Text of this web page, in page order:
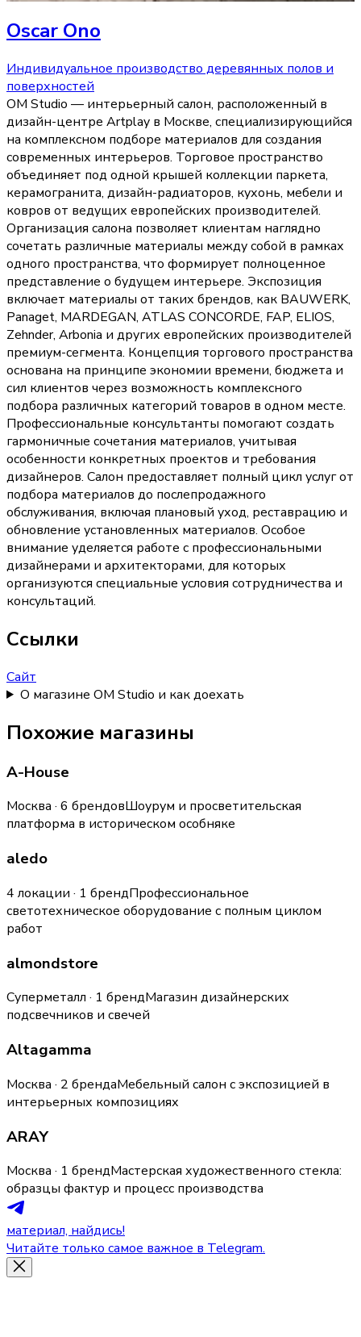
Oscar Ono
Индивидуальное производство деревянных полов и
поверхностей
OM Studio — интерьерный салон, расположенный в
дизайн-центре Artplay в Москве, специализирующийся
на комплексном подборе материалов для создания
современных интерьеров. Торговое пространство
объединяет под одной крышей коллекции паркета,
керамогранита, дизайн-радиаторов, кухонь, мебели и
ковров от ведущих европейских производителей.
Организация салона позволяет клиентам наглядно
сочетать различные материалы между собой в рамках
одного пространства, что формирует полноценное
представление о будущем интерьере. Экспозиция
включает материалы от таких брендов, как BAUWERK,
Panaget, MARDEGAN, ATLAS CONCORDE, FAP, ELIOS,
Zehnder, Arbonia и других европейских производителей
премиум-сегмента. Концепция торгового пространства
основана на принципе экономии времени, бюджета и
сил клиентов через возможность комплексного
подбора различных категорий товаров в одном месте.
Профессиональные консультанты помогают создать
гармоничные сочетания материалов, учитывая
особенности конкретных проектов и требования
дизайнеров. Салон предоставляет полный цикл услуг от
подбора материалов до послепродажного
обслуживания, включая плановый уход, реставрацию и
обновление установленных материалов. Особое
внимание уделяется работе с профессиональными
дизайнерами и архитекторами, для которых
организуются специальные условия сотрудничества и
консультаций.
Ссылки
Сайт
О магазине OM Studio и как доехать
Похожие магазины
A-House
Москва · 6 брендовШоурум и просветительская
платформа в историческом особняке
aledo
4 локации · 1 брендПрофессиональное
светотехническое оборудование с полным циклом
работ
almondstore
Суперметалл · 1 брендМагазин дизайнерских
подсвечников и свечей
Altagamma
Москва · 2 брендаМебельный салон с экспозицией в
интерьерных композициях
ARAY
Москва · 1 брендМастерская художественного стекла:
образцы фактур и процесс производства
материал, найдись!
Читайте только самое важное в Telegram.